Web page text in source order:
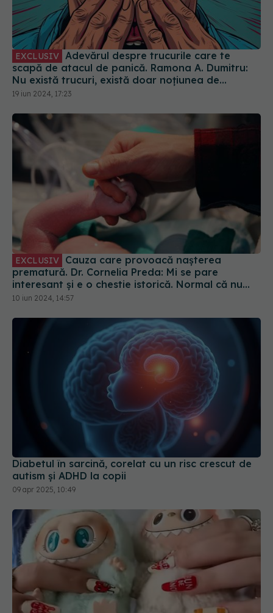
EXCLUSIV
scapă de atacul de panică. Ramona A. Dumitru:
Nu există trucuri, există doar noțiunea de
inducere a ideii că ar putea exista. E placebo
19 iun 2024, 17:23
EXCLUSIV
prematură. Dr. Cornelia Preda: Mi se pare
interesant și e o chestie istorică. Normal că nu
poți să duci la termen
10 iun 2024, 14:57
Diabetul în sarcină, corelat cu un risc crescut de
autism și ADHD la copii
09 apr 2025, 10:49